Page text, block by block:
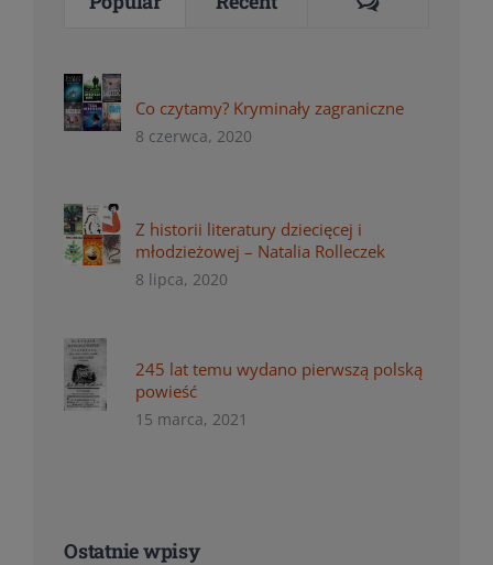
Co czytamy? Kryminały zagraniczne
8 czerwca, 2020
Z historii literatury dziecięcej i
młodzieżowej – Natalia Rolleczek
8 lipca, 2020
245 lat temu wydano pierwszą polską
powieść
15 marca, 2021
Ostatnie wpisy